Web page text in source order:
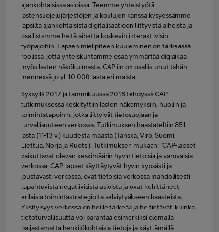
ajankohtaisissa asioissa. Teemme yhteistyötä
lastensuojelujärjestöjen ja koulujen kanssa kysyessämme
lapsilta ajankohtaisista digitalisaatioon liittyvistä aiheista ja
osallistamme heitä aihetta koskevin interaktiivisin
työpajoihin. Lapsen mielipiteen kuuleminen on tärkeässä
roolissa, jotta yhteiskuntamme osaa ymmärtää digiaikaa
myös lasten näkökulmasta. CAP:iin on osallistunut tähän
mennessä jo yli 10.000 lasta eri maista.
Syksyllä 2017 ja tammikuussa 2018 tehdyssä CAP-
tutkimuksessa keskityttiin lasten näkemyksiin, huoliin ja
toimintatapoihin, jotka liittyivät tietosuojaan ja
turvallisuuteen verkossa. Tutkimuksen haastateltiin 851
lasta (11-13 v.) kuudesta maasta (Tanska, Viro, Suomi,
Liettua, Norja ja Ruotsi). Tutkimuksen mukaan: ”CAP-lapset
vaikuttavat olevan keskimäärin hyvin tietoisia ja varovaisia
verkossa. CAP-lapset käyttäytyvät hyvin kypsästi ja
joustavasti verkossa, ovat tietoisia verkossa mahdollisesti
tapahtuvista negatiivisista asioista ja ovat kehittäneet
erilaisia toimintastrategioita selviytyäkseen haasteista.
Yksityisyys verkossa on heille tärkeää ja he tietävät, kuinka
tietoturvallisuutta voi parantaa esimerkiksi olemalla
paljastamatta henkilökohtaisia tietoja ja käyttämällä